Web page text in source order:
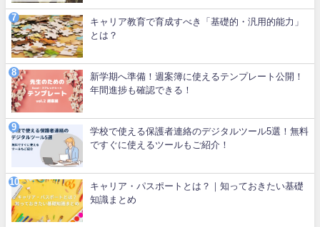
キャリア教育で育成すべき「基礎的・汎用的能力」
とは？
新学期へ準備！週案簿に使えるテンプレート公開！
年間進捗も確認できる！
学校で使える保護者連絡のデジタルツール5選！無料
ですぐに使えるツールもご紹介！
キャリア・パスポートとは？｜知っておきたい基礎
知識まとめ